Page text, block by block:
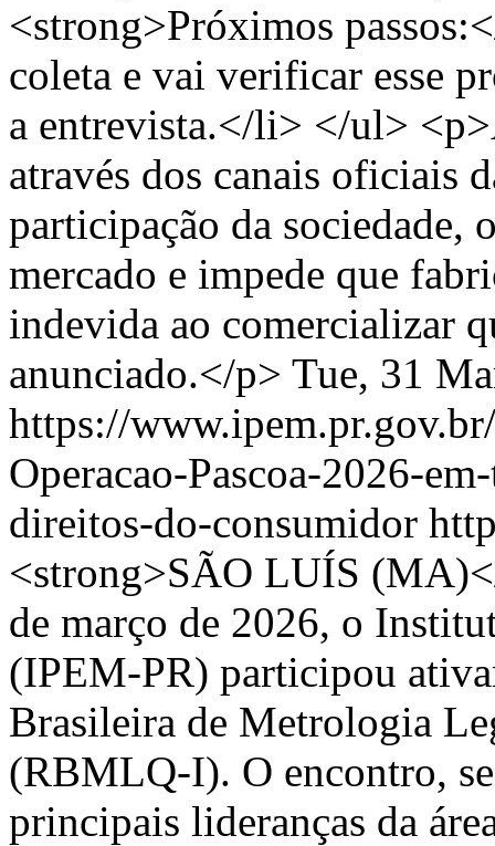
<strong>Próximos
coleta e vai verificar esse
a entrevista.</li> </ul>
através dos canais oficiais
participação da
mercado e impede que
indevida ao comercializar
anunciado.</p> Tue, 31
https://
Operacao-Pascoa-2026-
direitos-do-consumidor
<strong>SÃO LUÍS
de março de 2026, o
(IPEM-PR) participou
Brasileira de Metrologia
(RBMLQ-I). O encontro,
principais lideranças da